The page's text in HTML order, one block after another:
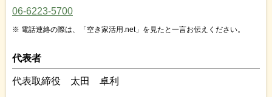
06-6223-5700
電話連絡の際は、「空き家活用.net」を見たと一言お伝えください。
代表者
代表取締役 太田 卓利